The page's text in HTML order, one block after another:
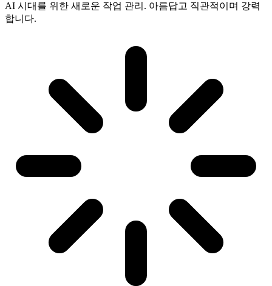
AI 시대를 위한 새로운 작업 관리. 아름답고 직관적이며 강력
합니다.